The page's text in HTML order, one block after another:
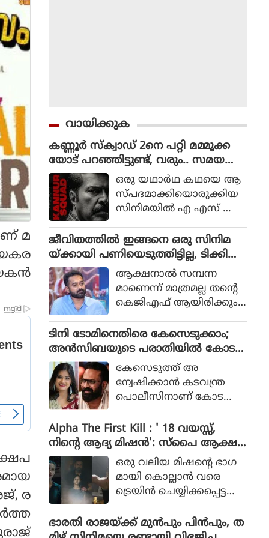
മ
ര
വായിക്കുക
കണ്ണൂർ സ്ക്വാഡ് 2നെ പറ്റി മമ്മൂക്ക
യോട് പറഞ്ഞിട്ടുണ്ട്, വരും.. സമയ
മെടുക്കും : റോണി ഡേവിഡ്
ഒരു യഥാര്‍ഥ കഥയെ ആ
സ്പദമാക്കിയൊരുക്കിയ
സിനിമയില്‍ എ എസ് ഐ
ഥാപാത്രമായാണ് മമ്മൂട്ടി
എത്തിയത്. ഒരു കുറ്റ
വാളിയെ പിടികൂടാനായി ഉ
ത്തരേന്ത്യന്‍ സംസ്ഥാനങ്ങ
ളിലേക്ക് യാത്ര തിരിക്കുന്ന
പോലീസ് സംഘത്തിന്റെ ക
ഥയായിരുന്നു 2023ല്‍ പുറ
ത്തിറങ്ങിയ സിനിമ പറ
ഞ്ഞത്.
ജീവിതത്തിൽ ഇങ്ങനെ ഒരു സിനിമ
യ്ക്കായി പണിയെടുത്തിട്ടില്ല, ടിക്കി
ടാക്കയെ പറ്റി ആസിഫ് അലി
ആക്ഷനാല്‍ സമ്പന്ന
മാണെന്ന് മാത്രമല്ല തന്റെ
കെജിഎഫ് ആയിരിക്കും
അലിയുടെ തുറന്നുപറയ
ലും ഒപ്പം വി എസ്
രോഹിത്- ആസിഫ് അലി
കൂട്ടുക്കെട്ടിലുള്ള വിശ്വാസ
വും സിനിമയ്ക്ക് വലിയ
ഹൈപ്പ് നല്‍കിയിട്ടുണ്ട്.
ടിനി ടോമിനെതിരെ കേസെടുക്കാം;
അൻസിബയുടെ പരാതിയിൽ കോട
തി നിർദേശം കേസെടുത്ത് അ
ന്വേഷിക്കാൻ കടവന്ത്ര
പൊലീസിനാണ് കോട
Alpha The First Kill : ' 18 വയസ്സ്,
നിന്റെ ആദ്യ മിഷന്‍': സ്‌പൈ ആക്ഷ
ന്‍ ചിത്രത്തില്‍ നായികയായി ആലിയ,
ആല്‍ഫ ടീസര്‍ പുറത്ത്
ഒരു വലിയ മിഷന്റെ ഭാഗ
മായി കൊല്ലാന്‍ വരെ
ട്രെയിന്‍ ചെയ്യിക്കപ്പെട്ട
ലിയ സിനിമയിലെത്തുന്ന
ത്.
ഭാരതി രാജയ്ക്ക് മുൻപും പിൻപും, ത